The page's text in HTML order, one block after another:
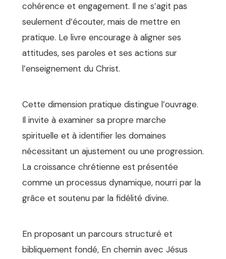
cohérence et engagement. Il ne s’agit pas
seulement d’écouter, mais de mettre en
pratique. Le livre encourage à aligner ses
attitudes, ses paroles et ses actions sur
l’enseignement du Christ.
Cette dimension pratique distingue l’ouvrage.
Il invite à examiner sa propre marche
spirituelle et à identifier les domaines
nécessitant un ajustement ou une progression.
La croissance chrétienne est présentée
comme un processus dynamique, nourri par la
grâce et soutenu par la fidélité divine.
En proposant un parcours structuré et
bibliquement fondé, En chemin avec Jésus